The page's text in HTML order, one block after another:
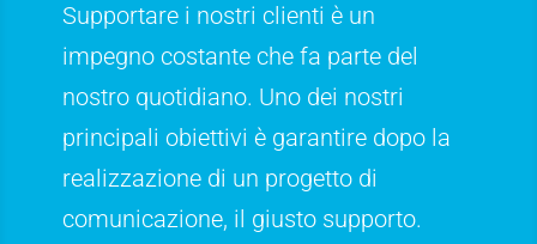
Supportare i nostri clienti è un
impegno costante che fa parte del
nostro quotidiano. Uno dei nostri
principali obiettivi è garantire dopo la
realizzazione di un progetto di
comunicazione, il giusto supporto.